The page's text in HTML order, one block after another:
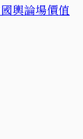
輿論場價值